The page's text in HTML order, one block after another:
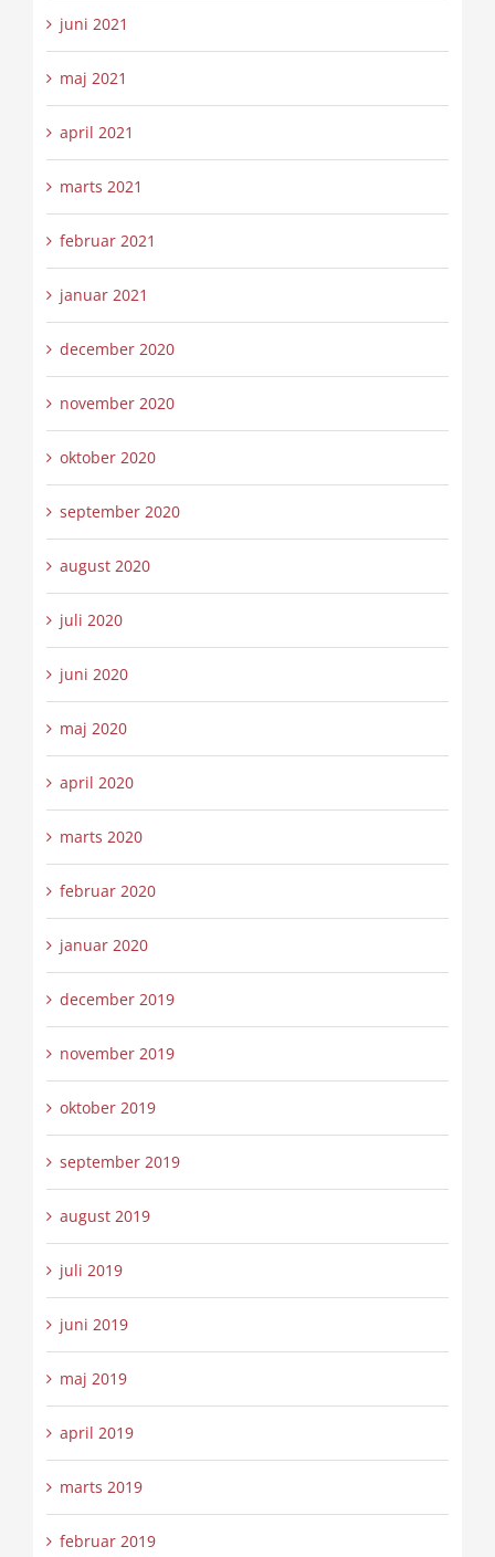
juni 2021
maj 2021
april 2021
marts 2021
februar 2021
januar 2021
december 2020
november 2020
oktober 2020
september 2020
august 2020
juli 2020
juni 2020
maj 2020
april 2020
marts 2020
februar 2020
januar 2020
december 2019
november 2019
oktober 2019
september 2019
august 2019
juli 2019
juni 2019
maj 2019
april 2019
marts 2019
februar 2019